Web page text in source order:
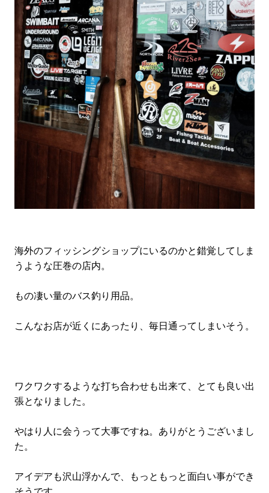
海外のフィッシングショップにいるのかと錯覚してしま
うような圧巻の店内。
もの凄い量のバス釣り用品。
こんなお店が近くにあったり、毎日通ってしまいそう。
ワクワクするような打ち合わせも出来て、とても良い出
張となりました。
やはり人に会うって大事ですね。ありがとうございまし
た。
アイデアも沢山浮かんで、もっともっと面白い事ができ